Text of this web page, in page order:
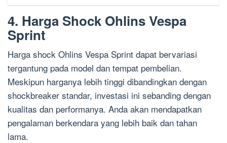
4. Harga Shock Ohlins Vespa
Sprint
Harga shock Ohlins Vespa Sprint dapat bervariasi
tergantung pada model dan tempat pembelian.
Meskipun harganya lebih tinggi dibandingkan dengan
shockbreaker standar, investasi ini sebanding dengan
kualitas dan performanya. Anda akan mendapatkan
pengalaman berkendara yang lebih baik dan tahan
lama.